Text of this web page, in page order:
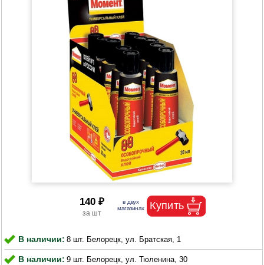
140 ₽
В наличии: 8 шт. Белорецк, ул. Братская, 1
В наличии: 9 шт. Белорецк, ул. Тюленина, 30